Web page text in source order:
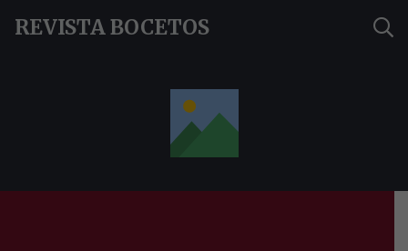
REVISTA BOCETOS